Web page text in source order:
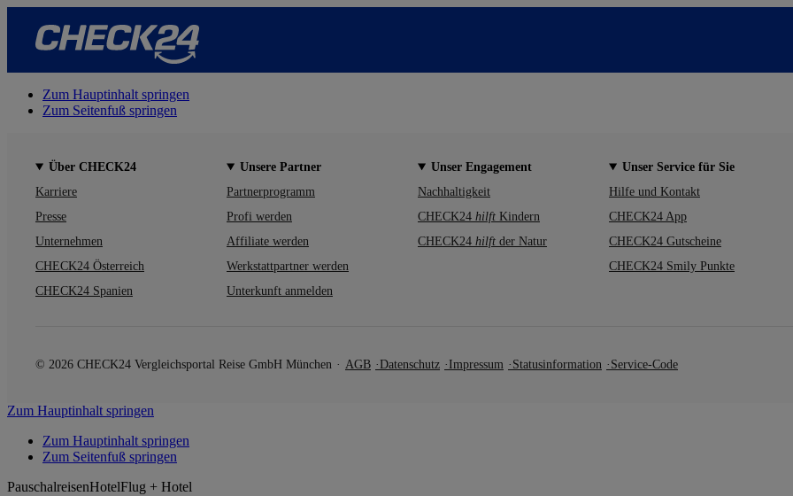
Zum Hauptinhalt springen
Zum Seitenfuß springen
Über CHECK24
Karriere
Presse
Unternehmen
CHECK24 Österreich
CHECK24 Spanien
Unsere Partner
Partnerprogramm
Profi werden
Affiliate werden
Werkstattpartner werden
Unterkunft anmelden
Unser Engagement
Nachhaltigkeit
CHECK24 hilft Kindern
CHECK24 hilft der Natur
Unser Service für Sie
Hilfe und Kontakt
CHECK24 App
CHECK24 Gutscheine
CHECK24 Smily Punkte
© 2026 CHECK24 Vergleichsportal Reise GmbH München AGB Datenschutz Impressum Statusinformation Service-Code
Zum Hauptinhalt springen
Zum Hauptinhalt springen
Zum Seitenfuß springen
PauschalreisenHotelFlug + Hotel